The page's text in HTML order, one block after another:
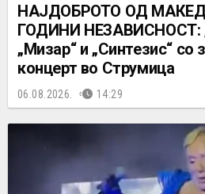
НАЈДОБРОТО ОД
ГОДИНИ НЕЗАВИСНОСТ:
„Мизар“ и „Синтезис“ со
концерт во Струмица
06.08.2026. 14:29